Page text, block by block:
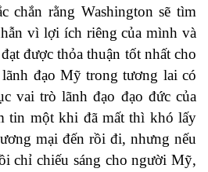
chắn rằng Washington sẽ tìm
vì lợi ích riêng của mình và
được thỏa thuận tốt nhất cho
đạo Mỹ trong tương lai có
vai trò lãnh đạo đạo đức của
tin một khi đã mất thì khó lấy
mại đến rồi đi, nhưng nếu
chỉ chiếu sáng cho người Mỹ,